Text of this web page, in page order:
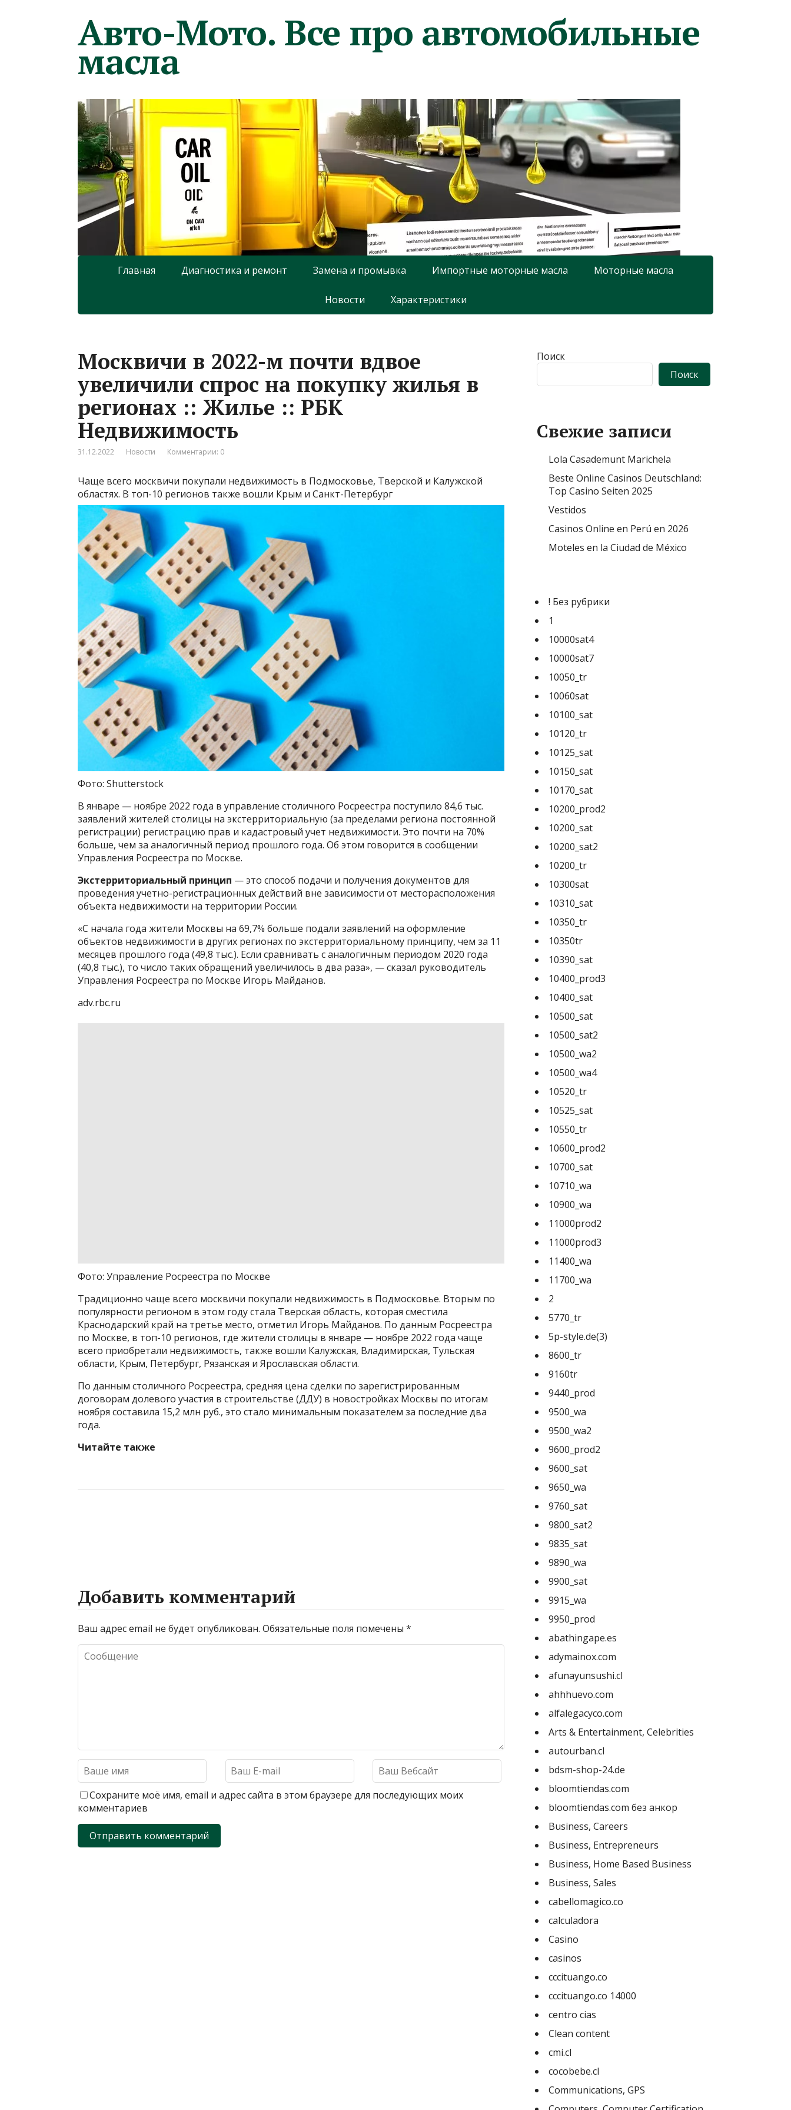
Авто-Мото. Все про автомобильные
масла
Главная Диагностика и ремонт Замена и промывка Импортные моторные масла Моторные масла
Новости Характеристики
Москвичи в 2022-м почти вдвое
увеличили спрос на покупку жилья в
регионах :: Жилье :: РБК
Недвижимость
31.12.2022 Новости Комментарии: 0
Чаще всего москвичи покупали недвижимость в Подмосковье, Тверской и Калужской
областях. В топ-10 регионов также вошли Крым и Санкт-Петербург
Фото: Shutterstock
В январе — ноябре 2022 года в управление столичного Росреестра поступило 84,6 тыс.
заявлений жителей столицы на экстерриториальную (за пределами региона постоянной
регистрации) регистрацию прав и кадастровый учет недвижимости. Это почти на 70%
больше, чем за аналогичный период прошлого года. Об этом говорится в сообщении
Управления Росреестра по Москве.
Экстерриториальный принцип — это способ подачи и получения документов для
проведения учетно-регистрационных действий вне зависимости от месторасположения
объекта недвижимости на территории России.
«С начала года жители Москвы на 69,7% больше подали заявлений на оформление
объектов недвижимости в других регионах по экстерриториальному принципу, чем за 11
месяцев прошлого года (49,8 тыс.). Если сравнивать с аналогичным периодом 2020 года
(40,8 тыс.), то число таких обращений увеличилось в два раза», — сказал руководитель
Управления Росреестра по Москве Игорь Майданов.
adv.rbc.ru
Фото: Управление Росреестра по Москве
Традиционно чаще всего москвичи покупали недвижимость в Подмосковье. Вторым по
популярности регионом в этом году стала Тверская область, которая сместила
Краснодарский край на третье место, отметил Игорь Майданов. По данным Росреестра
по Москве, в топ-10 регионов, где жители столицы в январе — ноябре 2022 года чаще
всего приобретали недвижимость, также вошли Калужская, Владимирская, Тульская
области, Крым, Петербург, Рязанская и Ярославская области.
По данным столичного Росреестра, средняя цена сделки по зарегистрированным
договорам долевого участия в строительстве (ДДУ) в новостройках Москвы по итогам
ноября составила 15,2 млн руб., это стало минимальным показателем за последние два
года.
Читайте также
Добавить комментарий
Ваш адрес email не будет опубликован. Обязательные поля помечены *
Сохраните моё имя, email и адрес сайта в этом браузере для последующих моих
комментариев
Поиск
Поиск
Свежие записи
Lola Casademunt Marichela
Beste Online Casinos Deutschland:
Top Casino Seiten 2025
Vestidos
Casinos Online en Perú en 2026
Moteles en la Ciudad de México
! Без рубрики
1
10000sat4
10000sat7
10050_tr
10060sat
10100_sat
10120_tr
10125_sat
10150_sat
10170_sat
10200_prod2
10200_sat
10200_sat2
10200_tr
10300sat
10310_sat
10350_tr
10350tr
10390_sat
10400_prod3
10400_sat
10500_sat
10500_sat2
10500_wa2
10500_wa4
10520_tr
10525_sat
10550_tr
10600_prod2
10700_sat
10710_wa
10900_wa
11000prod2
11000prod3
11400_wa
11700_wa
2
5770_tr
5p-style.de(3)
8600_tr
9160tr
9440_prod
9500_wa
9500_wa2
9600_prod2
9600_sat
9650_wa
9760_sat
9800_sat2
9835_sat
9890_wa
9900_sat
9915_wa
9950_prod
abathingape.es
adymainox.com
afunayunsushi.cl
ahhhuevo.com
alfalegacyco.com
Arts & Entertainment, Celebrities
autourban.cl
bdsm-shop-24.de
bloomtiendas.com
bloomtiendas.com без анкор
Business, Careers
Business, Entrepreneurs
Business, Home Based Business
Business, Sales
cabellomagico.co
calculadora
Casino
casinos
cccituango.co
cccituango.co 14000
centro cias
Clean content
cmi.cl
cocobebe.cl
Communications, GPS